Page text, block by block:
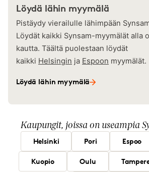
Löydä lähin myymälä
Pistäydy vierailulle lähimpään
Löydät kaikki Synsam-myymälät alla
kautta. Täältä puolestaan löydät
kaikki Helsingin ja Espoon myymälät.
Löydä lähin myymälä
Kaupungit, joissa on useampia
Helsinki Pori Espoo
Kuopio Oulu